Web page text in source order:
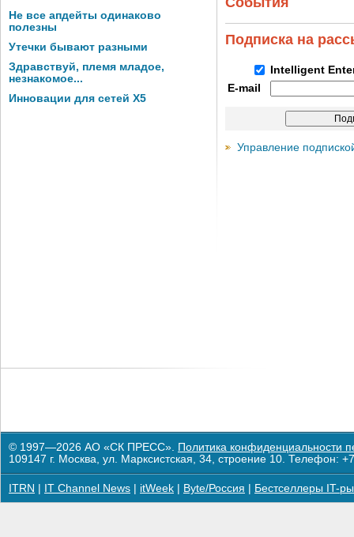
Не все апдейты одинаково
полезны
Утечки бывают разными
Здравствуй, племя младое,
незнакомое...
Инновации для сетей X5
Подписка на
Intelligent
E-mail
Управление
© 1997—2026 АО «СК ПРЕСС». Политика конфиденциальности
109147 г. Москва, ул. Марксистская, 34, строение 10. Телефон:
ITRN IT Channel News itWeek Byte/Россия Бестселлеры IT-